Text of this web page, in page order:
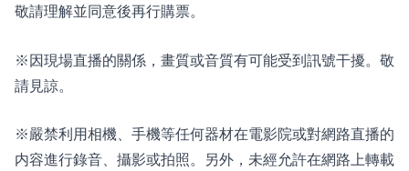
敬請理解並同意後再行購票。
※因現場直播的關係，畫質或音質有可能受到訊號干擾。敬
請見諒。
※嚴禁利用相機、手機等任何器材在電影院或對網路直播的
内容進行錄音、攝影或拍照。另外，未經允許在網路上轉載